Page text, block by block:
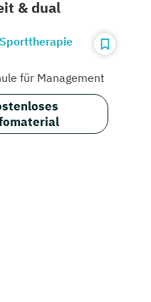
& dual
für Management